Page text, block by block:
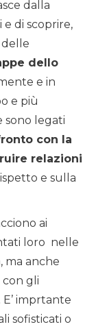
dalla
di scoprire,
delle
dello
e in
e più
sono legati
con la
relazioni
e sulla
ai
loro nelle
ma anche
con gli
imprtante
sofisticati o